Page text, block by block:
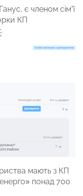
є членом сім’ї
КП
.
мають з КП
понад 700